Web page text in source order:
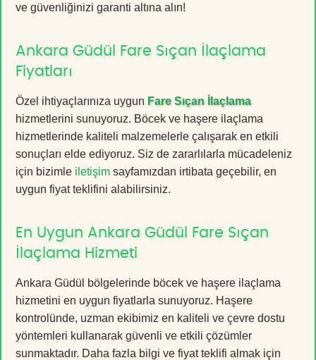
ve güvenliğinizi garanti altına alın!
Ankara Güdül Fare Sıçan İlaçlama
Fiyatları
Özel ihtiyaçlarınıza uygun Fare Sıçan İlaçlama
hizmetlerini sunuyoruz. Böcek ve haşere ilaçlama
hizmetlerinde kaliteli malzemelerle çalışarak en etkili
sonuçları elde ediyoruz. Siz de zararlılarla mücadeleniz
için bizimle iletişim sayfamızdan irtibata geçebilir, en
uygun fiyat teklifini alabilirsiniz.
En Uygun Ankara Güdül Fare Sıçan
İlaçlama Hizmeti
Ankara Güdül bölgelerinde böcek ve haşere ilaçlama
hizmetini en uygun fiyatlarla sunuyoruz. Haşere
kontrolünde, uzman ekibimiz en kaliteli ve çevre dostu
yöntemleri kullanarak güvenli ve etkili çözümler
sunmaktadır. Daha fazla bilgi ve fiyat teklifi almak için